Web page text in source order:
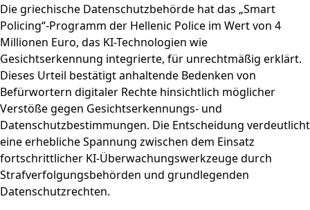
Die griechische Datenschutzbehörde hat das „Smart
Policing“-Programm der Hellenic Police im Wert von 4
Millionen Euro, das KI-Technologien wie
Gesichtserkennung integrierte, für unrechtmäßig erklärt.
Dieses Urteil bestätigt anhaltende Bedenken von
Befürwortern digitaler Rechte hinsichtlich möglicher
Verstöße gegen Gesichtserkennungs- und
Datenschutzbestimmungen. Die Entscheidung verdeutlicht
eine erhebliche Spannung zwischen dem Einsatz
fortschrittlicher KI-Überwachungswerkzeuge durch
Strafverfolgungsbehörden und grundlegenden
Datenschutzrechten.